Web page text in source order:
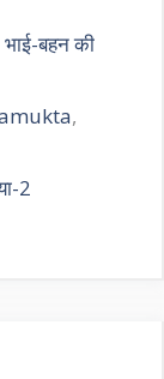
भाई-बहन की
,
2